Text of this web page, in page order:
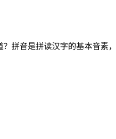
拼音是拼读汉字的基本音